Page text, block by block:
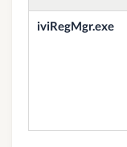
iviRegMgr.exe